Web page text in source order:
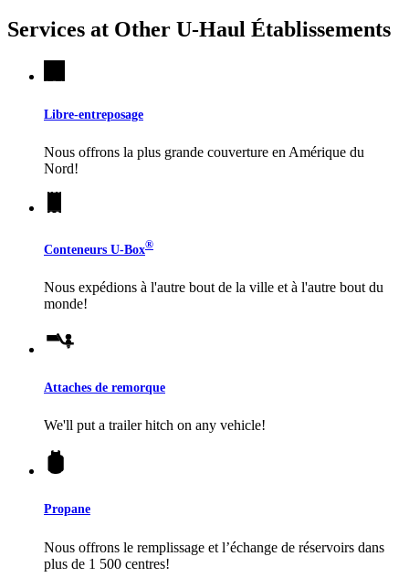
Services at Other U-Haul Établissements
Libre-entreposage
Nous offrons la plus grande couverture en Amérique du
Nord!
Conteneurs U-Box®
Nous expédions à l'autre bout de la ville et à l'autre bout du
monde!
Attaches de remorque
We'll put a trailer hitch on any vehicle!
Propane
Nous offrons le remplissage et l’échange de réservoirs dans
plus de 1 500 centres!